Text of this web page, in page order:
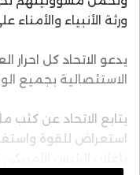
ورثة الأنبياء والأمناء
يدعو الاتحاد كل
الاستئصالية بجميع
يتابع الاتحاد عن كثب
استعراض للقوة